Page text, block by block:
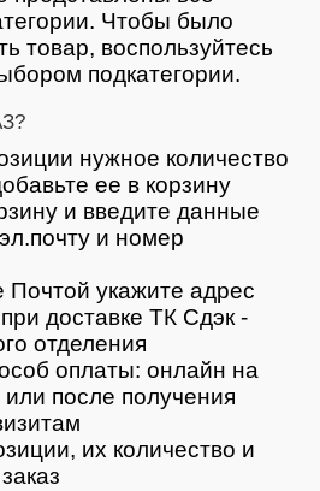
Чтобы было
товар, воспользуйтесь
подкатегории.
нужное количество
ее в корзину
и введите данные
и номер
Почтой укажите адрес
доставке ТК Сдэк -
отделения
оплаты: онлайн на
или после получения
их количество и